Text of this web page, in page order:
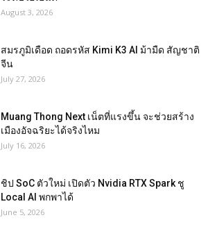
August 3, 2026
สมรภูมิเดือด ถอดรหัส Kimi K3 AI ม้ามืด สัญชาติ
จีน
July 27, 2026
Muang Thong Next เน็ตที่แรงขึ้น จะช่วยสร้าง
เมืองอัจฉริยะได้จริงไหม
July 16, 2026
ชิป SoC ตัวใหม่ เปิดตัว Nvidia RTX Spark ชู
Local AI พกพาได้
June 5, 2026